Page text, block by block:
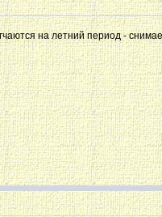
на летний период -